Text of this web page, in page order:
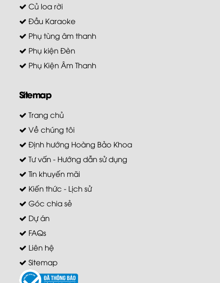
Củ loa rời
Đầu Karaoke
Phụ tùng âm thanh
Phụ kiện Đèn
Phụ Kiện Âm Thanh
Sitemap
Trang chủ
Về chúng tôi
Định hướng Hoàng Bảo Khoa
Tư vấn - Hướng dẫn sử dụng
Tin khuyến mãi
Kiến thức - Lịch sử
Góc chia sẻ
Dự án
FAQs
Liên hệ
Sitemap